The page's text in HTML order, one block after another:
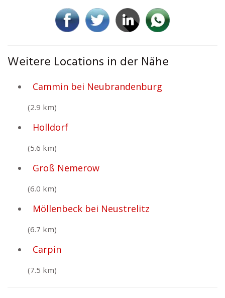
Weitere Locations in der Nähe
Cammin bei Neubrandenburg
(2.9 km)
Holldorf
(5.6 km)
Groß Nemerow
(6.0 km)
Möllenbeck bei Neustrelitz
(6.7 km)
Carpin
(7.5 km)